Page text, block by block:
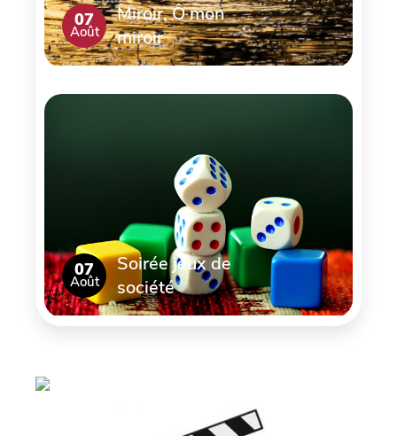
07
Août
Miroir, Ô mon
miroir
07
Août
Soirée jeux de
société